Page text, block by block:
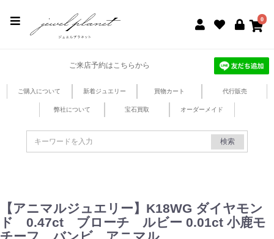
0
ご来店予約はこちらから
ご購入について 新着ジュエリー 買物カート 代行販売
弊社について 宝石買取 オーダーメイド
検索
【アニマルジュエリー】K18WG ダイヤモン
ド 0.47ct ブローチ ルビー 0.01ct 小鹿モ